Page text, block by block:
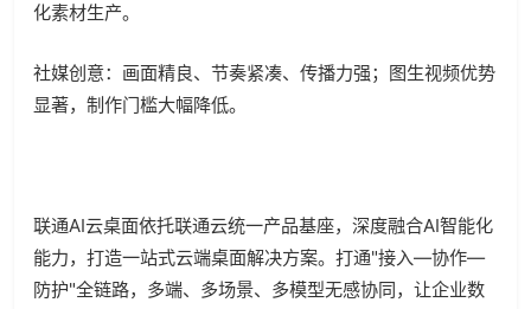
化素材生产。
社媒创意：画面精良、节奏紧凑、传播力强；图生视频优势
显著，制作门槛大幅降低。
联通AI云桌面依托联通云统一产品基座，深度融合AI智能化
能力，打造一站式云端桌面解决方案。打通"接入—协作—
防护"全链路，多端、多场景、多模型无感协同，让企业数